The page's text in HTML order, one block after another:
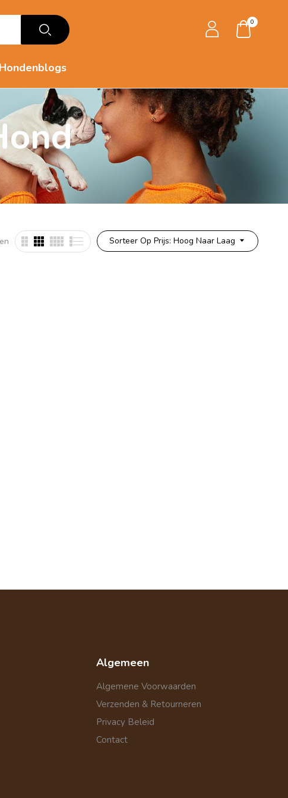
0
Hondenblogs
Sorteer Op Prijs: Hoog Naar Laag
Algemeen
Algemene Voorwaarden
Verzenden & Retourneren
Privacy Beleid
Contact